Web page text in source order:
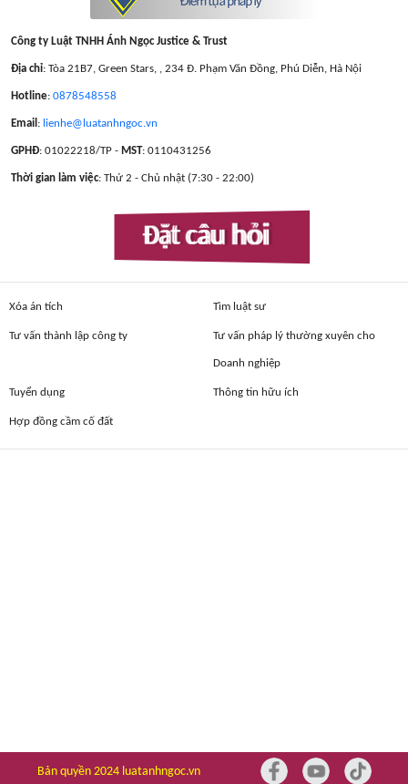
Công ty Luật TNHH Ánh Ngọc Justice & Trust
Địa chỉ: Tòa 21B7, Green Stars, , 234 Đ. Phạm Văn Đồng, Phú Diễn, Hà Nội
Hotline: 0878548558
Email : lienhe@luatanhngoc.vn
GPHĐ: 01022218/TP - MST: 0110431256
Thời gian làm việc: Thứ 2 - Chủ nhật (7:30 - 22:00)
Đặt câu hỏi
Xóa án tích Tìm luật sư
Tư vấn thành lập công ty Tư vấn pháp lý thường xuyên cho
Doanh nghiệp
Tuyển dụng Thông tin hữu ích
Hợp đồng cầm cố đất
Bản quyền 2024 luatanhngoc.vn